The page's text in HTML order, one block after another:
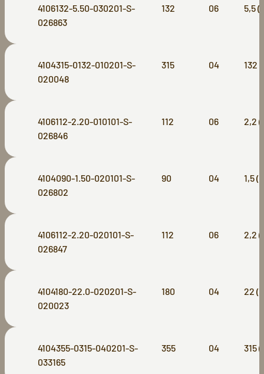
4106132-5.50-030201-S-
026863
132 06 5,5
4104315-0132-010201-S-
020048
315 04 132
4106112-2.20-010101-S-
026846
112 06 2,2
4104090-1.50-020101-S-
026802
90 04 1,5
4106112-2.20-020101-S-
026847
112 06 2,2
4104180-22.0-020201-S-
020023
180 04 22
4104355-0315-040201-S-
033165
355 04 315